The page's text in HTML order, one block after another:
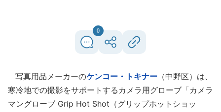
0
写真用品メーカーのケンコー・トキナー （中野区）は、
寒冷地での撮影をサポートするカメラ用グローブ「カメラ
マングローブ Grip Hot Shot（グリップホットショッ